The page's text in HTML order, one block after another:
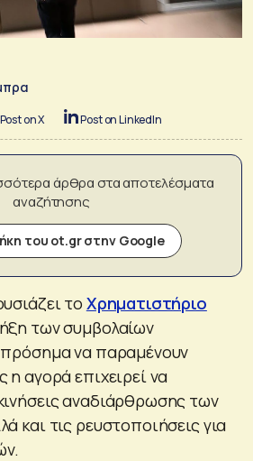
Post on X Post on LinkedIn
άρθρα στα αποτελέσματα
αναζήτησης
του ot.gr στην Google
το Χρηματιστήριο
των συμβολαίων
να παραμένουν
αγορά επιχειρεί να
αναδιάρθρωσης των
και τις ρευστοποιήσεις για